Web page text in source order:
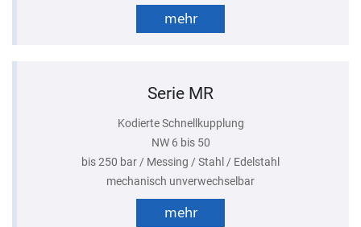
mehr
Serie MR
Kodierte Schnellkupplung
NW 6 bis 50
bis 250 bar / Messing / Stahl / Edelstahl
mechanisch unverwechselbar
mehr